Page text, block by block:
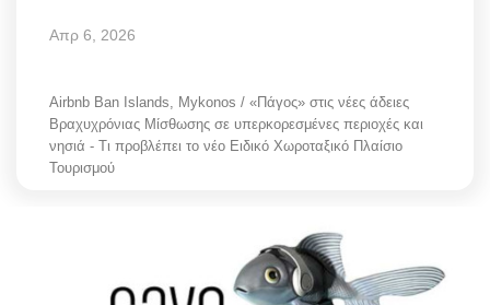
About
English
Απρ 6, 2026
Airbnb Ban Islands, Mykonos / «Πάγος» στις νέες άδειες
Βραχυχρόνιας Μίσθωσης σε υπερκορεσμένες περιοχές και
νησιά - Τι προβλέπει το νέο Ειδικό Χωροταξικό Πλαίσιο
Τουρισμού